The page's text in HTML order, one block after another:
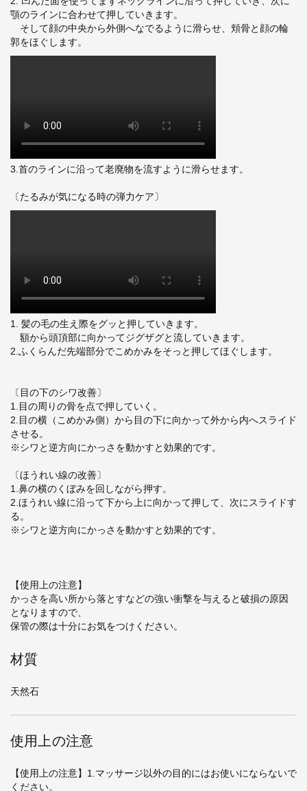
顎のラインに合わせて押していきます。
そして顔の中央から外側へなでるように滑らせ、頬骨と顔の輪
郭をほぐします。
3.首のラインに沿って老廃物を流すように滑らせます。
〔たるみが気になる時の弾力ケア〕
1. 髪の毛の生え際をグッと押していきます。
額から頭頂部に向かってジグザグと流していきます。
2.ふくらんだ先端部分でこめかみをそっと押してほぐします。
〔目の下のシワ改善〕
1.目の周りの骨を点で押していく。
2.目の横（こめかみ側）から目の下に向かって外から内へスライド
させる。
※シワと逆方向にかっさを動かすと効果的です。
〔ほうれい線の改善〕
1.鼻の横のくぼみを回しながら押す。
2.ほうれい線に沿って下から上に向かって押して、次にスライドす
る。
※シワと逆方向にかっさを動かすと効果的です。
【使用上の注意】
かっさを高い所から落とすなどの強い衝撃を与えると破損の原因
となりますので、
保管の際は十分にお気をつけください。
材質
天然石
使用上の注意
【使用上の注意】1.マッサージ以外の目的にはお使いにならないで
ください。